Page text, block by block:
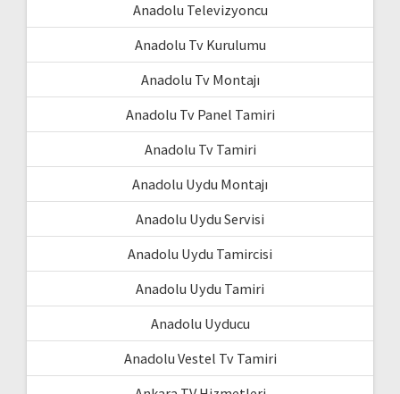
Anadolu Televizyoncu
Anadolu Tv Kurulumu
Anadolu Tv Montajı
Anadolu Tv Panel Tamiri
Anadolu Tv Tamiri
Anadolu Uydu Montajı
Anadolu Uydu Servisi
Anadolu Uydu Tamircisi
Anadolu Uydu Tamiri
Anadolu Uyducu
Anadolu Vestel Tv Tamiri